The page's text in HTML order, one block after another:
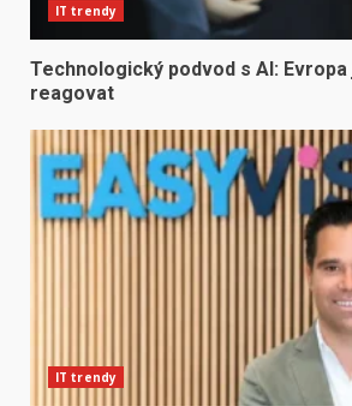
IT trendy
Technologický podvod s AI: Evropa
reagovat
IT trendy